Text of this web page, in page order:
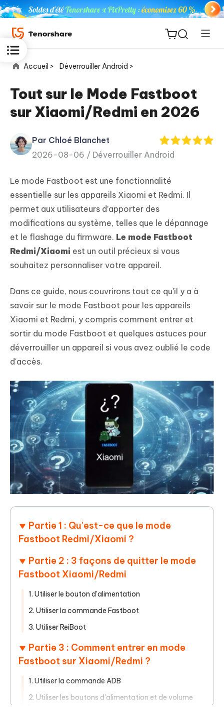
for iOS
PDNob
Editor
iAnyGo
Accueil > Déverrouiller Android >
Tout sur le Mode Fastboot
sur Xiaomi/Redmi en 2026
Par Chloé Blanchet
2026-08-06 / Déverrouiller Android
Le mode Fastboot est une fonctionnalité
essentielle sur les appareils Xiaomi et Redmi. Il
permet aux utilisateurs d’apporter des
modifications au système, telles que le dépannage
et le flashage du firmware. Le mode Fastboot
Redmi/Xiaomi est un outil précieux si vous
souhaitez personnaliser votre appareil.
Dans ce guide, nous couvrirons tout ce qu'il y a à
savoir sur le mode Fastboot pour les appareils
Xiaomi et Redmi, y compris comment entrer et
sortir du mode Fastboot et quelques astuces pour
déverrouiller un appareil si vous avez oublié le code
d'accès.
Partie 1 : Qu'est-ce que le mode
Fastboot Redmi/Xiaomi ?
Partie 2 : 3 façons de quitter le mode
Fastboot Xiaomi/Redmi
1. Utiliser le bouton d'alimentation
2. Utiliser la commande Fastboot
3. Utiliser ReiBoot
Partie 3 : Comment entrer en mode
Fastboot sur Xiaomi/Redmi ?
1. Utiliser la commande ADB
2. Utiliser les boutons d’alimentation et de volume